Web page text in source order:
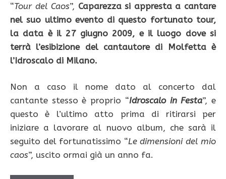
“Tour del Caos”, Caparezza si appresta a cantare
nel suo ultimo evento di questo fortunato tour,
la data è il 27 giugno 2009, e il luogo dove si
terrà l’esibizione del cantautore di Molfetta è
l’Idroscalo di Milano.
Non a caso il nome dato al concerto dal
cantante stesso è proprio “Idroscalo in Festa”, e
questo è l’ultimo atto prima di ritirarsi per
iniziare a lavorare al nuovo album, che sarà il
seguito del fortunatissimo “Le dimensioni del mio
caos”, uscito ormai già un anno fa.